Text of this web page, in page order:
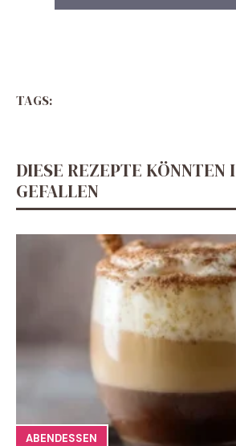
TAGS:
DIESE REZEPTE KÖNNTEN
GEFALLEN
ABENDESSEN